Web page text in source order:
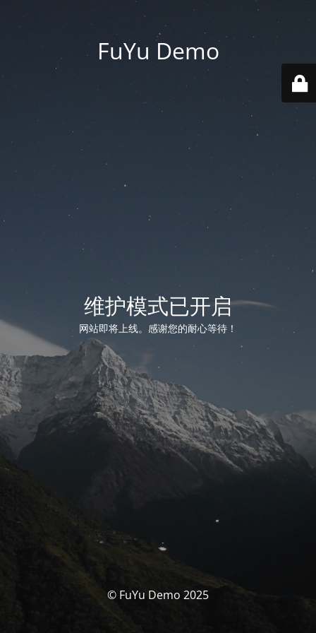
FuYu Demo
维护模式已开启
网站即将上线。感谢您的耐心等待！
© FuYu Demo 2025